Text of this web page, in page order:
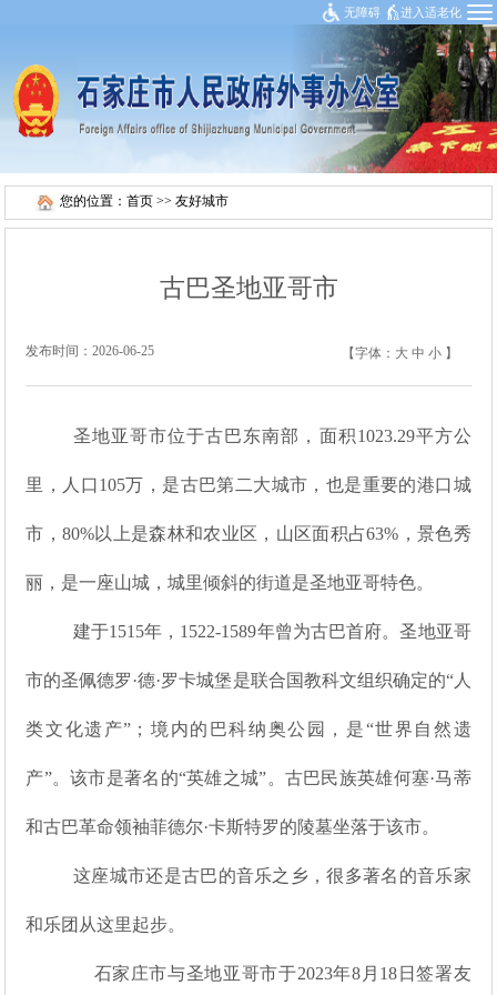
无障碍 进入适老化
您的位置：首页 >>友好城市
古巴圣地亚哥市
发布时间：2026-06-25 【字体： 大 中 小】
圣地亚哥市位于古巴东南部，面积1023.29平方公
里，人口105万，是古巴第二大城市，也是重要的港口城
市，80%以上是森林和农业区，山区面积占63%，景色秀
丽，是一座山城，城里倾斜的街道是圣地亚哥特色。
建于1515年，1522-1589年曾为古巴首府。圣地亚哥
市的圣佩德罗·德·罗卡城堡是联合国教科文组织确定的“人
类文化遗产”；境内的巴科纳奥公园，是“世界自然遗
产”。该市是著名的“英雄之城”。古巴民族英雄何塞·马蒂
和古巴革命领袖菲德尔·卡斯特罗的陵墓坐落于该市。
这座城市还是古巴的音乐之乡，很多著名的音乐家
和乐团从这里起步。
石家庄市与圣地亚哥市于2023年8月18日签署友